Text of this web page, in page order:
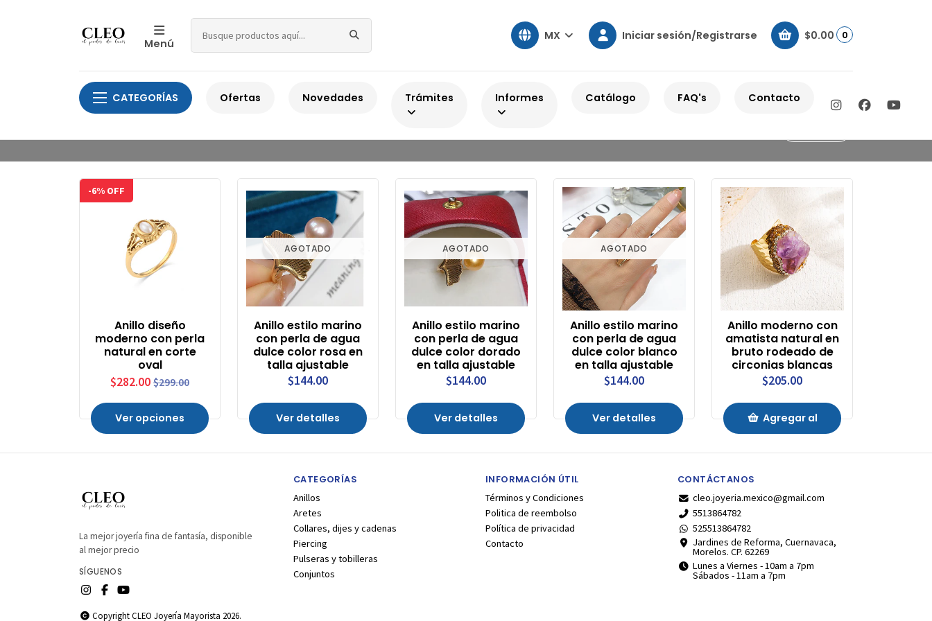
Menú
MX Iniciar sesión/Registrarse $0.00 0
CATEGORÍAS Ofertas Novedades Trámites Informes Catálogo FAQ's Contacto
-6% OFF
Anillo diseño
moderno con perla
natural en corte
oval
$282.00 $299.00
Ver opciones
AGOTADO
Anillo estilo marino
con perla de agua
dulce color rosa en
talla ajustable
$144.00
Ver detalles
AGOTADO
Anillo estilo marino
con perla de agua
dulce color dorado
en talla ajustable
$144.00
Ver detalles
AGOTADO
Anillo estilo marino
con perla de agua
dulce color blanco
en talla ajustable
$144.00
Ver detalles
Anillo moderno con
amatista natural en
bruto rodeado de
circonias blancas
$205.00
Agregar al
La mejor joyería fina de fantasía, disponible
al mejor precio
SÍGUENOS
Copyright CLEO Joyería Mayorista 2026.
CATEGORÍAS
Anillos
Aretes
Collares, dijes y cadenas
Piercing
Pulseras y tobilleras
Conjuntos
INFORMACIÓN ÚTIL
Términos y Condiciones
Politica de reembolso
Política de privacidad
Contacto
CONTÁCTANOS
cleo.joyeria.mexico@gmail.com
5513864782
525513864782
Jardines de Reforma, Cuernavaca,
Morelos. CP. 62269
Lunes a Viernes - 10am a 7pm
Sábados - 11am a 7pm